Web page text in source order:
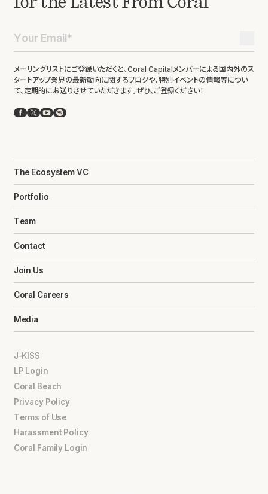
メーリングリストにご登録いただくと、Coral Capitalメンバーによる国内外のス
タートアップ業界の最新動向に関するブログや、特別イベントの情報等につい
て、定期的にお送りさせていただきます。ぜひ、ご登録ください！
Facebook
X YouTube
Spotify
The Ecosystem VC
Portfolio
Team
Contact
Join Us
Coral Careers
Media
J-KISS
LP Login
Coral Beach
Privacy Policy
Terms of Use
Harassment Policy
Coral Family Login